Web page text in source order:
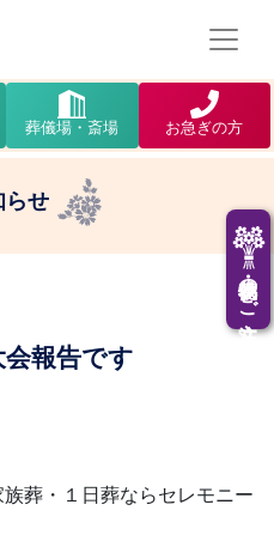
供花・供物のご注文
葬儀場・斎場 お急ぎの方
らせ
会報告です
葬・１日葬ならセレモニー